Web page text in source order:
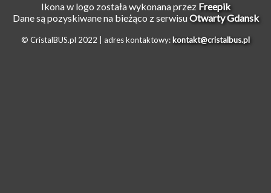
Ikona w logo została wykonana przez Freepik
Dane są pozyskiwane na bieżąco z serwisuOtwarty Gdansk
© CristalBUS.pl 2022 | adres kontaktowy: kontakt@cristalbus.pl